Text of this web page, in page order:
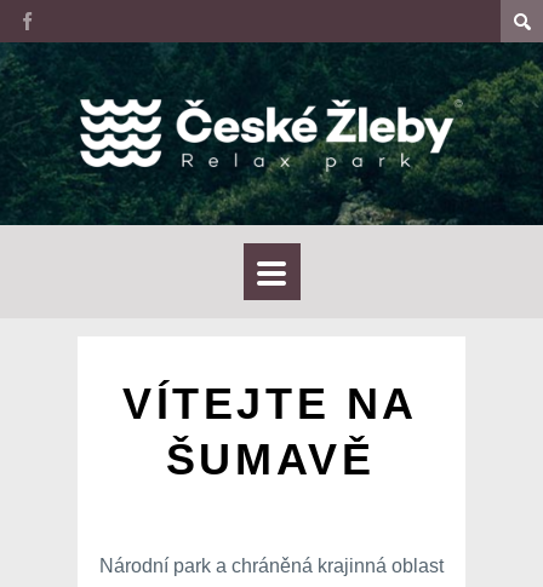
VÍTEJTE NA
ŠUMAVĚ
Národní park a chráněná krajinná oblast